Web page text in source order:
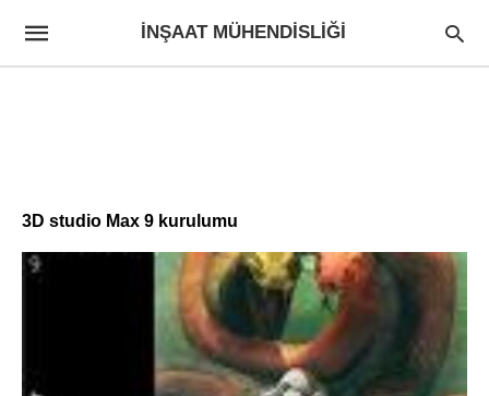
İNŞAAT MÜHENDISLIĞI
3D studio Max 9 kurulumu